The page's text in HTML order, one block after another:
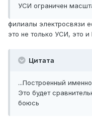
УСИ ограничен
филиалы электросвязи
это не только УСИ, это
Цитата
...Построенный
Это будет
боюсь